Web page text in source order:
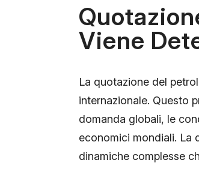
Viene
La quotazione del
internazionale. Questo
domanda globali, le
economici mondiali. La
dinamiche complesse